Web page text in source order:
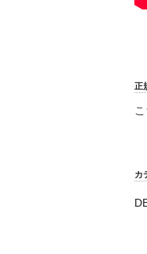
正
カ